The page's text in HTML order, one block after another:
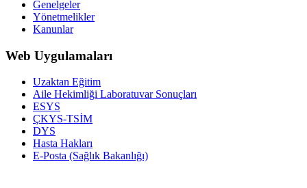
Genelgeler
Yönetmelikler
Kanunlar
Web Uygulamaları
Uzaktan Eğitim
Aile Hekimliği Laboratuvar Sonuçları
ESYS
ÇKYS-TSİM
DYS
Hasta Hakları
E-Posta (Sağlık Bakanlığı)